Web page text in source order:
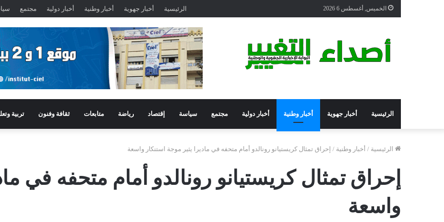
الخميس, أغسطس 6 2026 الرئيسية أخبار جهوية أخبار وطنية أخبار دولية مجتمع
الرئيسية أخبار جهوية أخبار وطنية أخبار دولية مجتمع سياسة إقتصاد رياضة متابعات ثقافة وفنون تربية
الرئيسية / أخبار وطنية / إحراق تمثال كريستيانو رونالدو أمام متحفه في ماديرا يثير موجة استنكار واسعة
إحراق تمثال كريستيانو رونالدو أمام متحفه في
واسعة